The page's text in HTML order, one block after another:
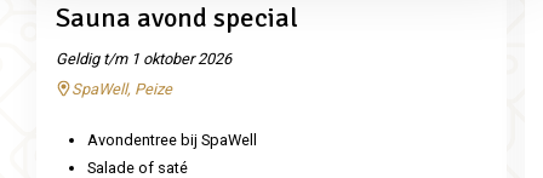
Sauna avond special
Geldig t/m 1 oktober 2026
SpaWell, Peize
Avondentree bij SpaWell
Salade of saté